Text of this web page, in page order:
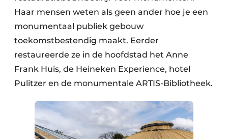
Haar mensen weten als geen ander hoe je een
monumentaal publiek gebouw
toekomstbestendig maakt. Eerder
restaureerde ze in de hoofdstad het Anne
Frank Huis, de Heineken Experience, hotel
Pulitzer en de monumentale ARTIS-Bibliotheek.